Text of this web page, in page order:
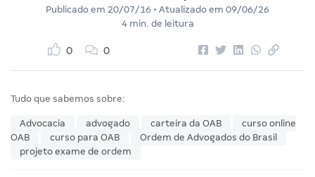
Publicado em 20/07/16 • Atualizado em 09/06/26
4 min. de leitura
0 0
Tudo que sabemos sobre:
Advocacia advogado carteira da OAB
curso online
OAB
curso para OAB
Ordem de Advogados do Brasil
projeto exame de ordem